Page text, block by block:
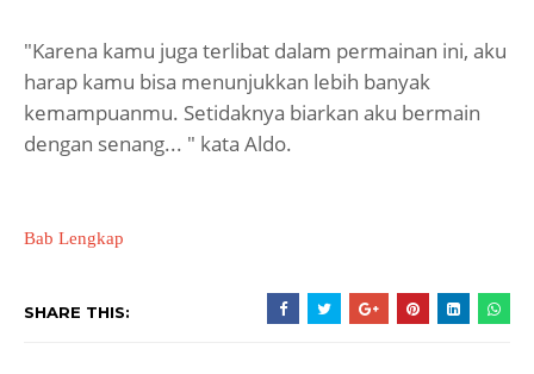
"Karena kamu juga terlibat dalam permainan ini, aku
harap kamu bisa menunjukkan lebih banyak
kemampuanmu. Setidaknya biarkan aku bermain
dengan senang... " kata Aldo.
Bab Lengkap
SHARE THIS: